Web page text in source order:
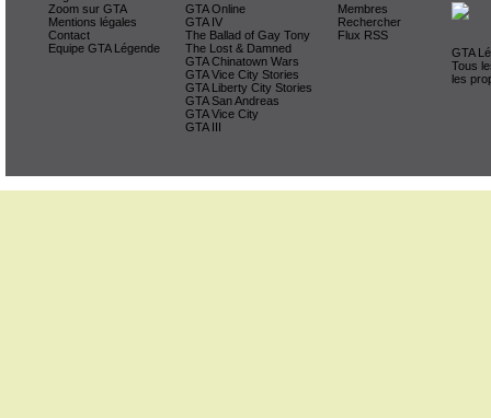
Zoom sur GTA
Mentions légales
Contact
Equipe GTA Légende
GTA Online
GTA IV
The Ballad of Gay Tony
The Lost & Damned
GTA Chinatown Wars
GTA Vice City Stories
GTA Liberty City Stories
GTA San Andreas
GTA Vice City
GTA III
Membres
Rechercher
Flux RSS
GTA
Tous
les